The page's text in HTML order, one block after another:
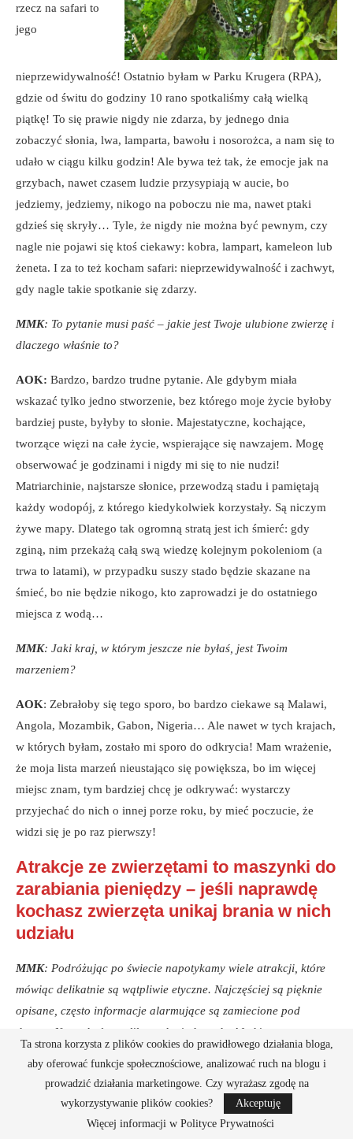
rzecz na safari to
jego
nieprzewidywalność! Ostatnio byłam w Parku Krugera (RPA),
gdzie od świtu do godziny 10 rano spotkaliśmy całą wielką
piątkę! To się prawie nigdy nie zdarza, by jednego dnia
zobaczyć słonia, lwa, lamparta, bawołu i nosorożca, a nam się to
udało w ciągu kilku godzin! Ale bywa też tak, że emocje jak na
grzybach, nawet czasem ludzie przysypiają w aucie, bo
jedziemy, jedziemy, nikogo na poboczu nie ma, nawet ptaki
gdzieś się skryły… Tyle, że nigdy nie można być pewnym, czy
nagle nie pojawi się ktoś ciekawy: kobra, lampart, kameleon lub
żeneta. I za to też kocham safari: nieprzewidywalność i zachwyt,
gdy nagle takie spotkanie się zdarzy.
MMK: To pytanie musi paść – jakie jest Twoje ulubione zwierzę i
dlaczego właśnie to?
AOK: Bardzo, bardzo trudne pytanie. Ale gdybym miała
wskazać tylko jedno stworzenie, bez którego moje życie byłoby
bardziej puste, byłyby to słonie. Majestatyczne, kochające,
tworzące więzi na całe życie, wspierające się nawzajem. Mogę
obserwować je godzinami i nigdy mi się to nie nudzi!
Matriarchinie, najstarsze słonice, przewodzą stadu i pamiętają
każdy wodopój, z którego kiedykolwiek korzystały. Są niczym
żywe mapy. Dlatego tak ogromną stratą jest ich śmierć: gdy
zginą, nim przekażą całą swą wiedzę kolejnym pokoleniom (a
trwa to latami), w przypadku suszy stado będzie skazane na
śmieć, bo nie będzie nikogo, kto zaprowadzi je do ostatniego
miejsca z wodą…
MMK: Jaki kraj, w którym jeszcze nie byłaś, jest Twoim
marzeniem?
AOK: Zebrałoby się tego sporo, bo bardzo ciekawe są Malawi,
Angola, Mozambik, Gabon, Nigeria… Ale nawet w tych krajach,
w których byłam, zostało mi sporo do odkrycia! Mam wrażenie,
że moja lista marzeń nieustająco się powiększa, bo im więcej
miejsc znam, tym bardziej chcę je odkrywać: wystarczy
przyjechać do nich o innej porze roku, by mieć poczucie, że
widzi się je po raz pierwszy!
Atrakcje ze zwierzętami to maszynki do
zarabiania pieniędzy – jeśli naprawdę
kochasz zwierzęta unikaj brania w nich
udziału
MMK: Podróżując po świecie napotykamy wiele atrakcji, które
mówiąc delikatnie są wątpliwie etyczne. Najczęściej są pięknie
opisane, często informacje alarmujące są zamiecione pod
dywan. Na co byś uczuliła osoby jadące do Afryki, w czym
absolutnie nie brać udziału?
: Bądźcie czujni,
gdy widzicie atrakcję
wykorzystującą dzikie
Ta strona korzysta z plików cookies do prawidłowego działania bloga,
aby oferować funkcje społecznościowe, analizować ruch na blogu i
prowadzić działania marketingowe. Czy wyrażasz zgodę na
wykorzystywanie plików cookies?
Akceptuję
Więcej informacji w Polityce Prywatności